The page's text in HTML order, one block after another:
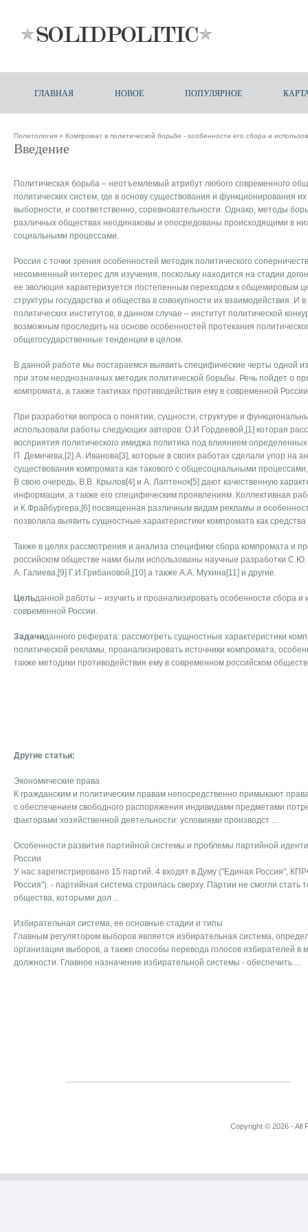
ГЛАВНАЯ НОВОЕ ПОПУЛЯРНОЕ
Политология » Компромат в политической борьбе - особенности его сбора и
Введение
Политическая борьба – неотъемлемый атрибут любого современного
политических систем, где в основу существования и функционирования
выборности, и соответственно, соревновательности. Однако, методы
различных обществах неодинаковы и опосредованы происходящими в
социальными процессами.
Россия с точки зрения особенностей методик политического
несомненный интерес для изучения, поскольку находится на стадии
ее эволюция характеризуется постепенным переходом к общемировым
структуры государства и общества в совокупности их взаимодействия. И
политических институтов, в данном случае – институт политической
возможным проследить на основе особенностей протекания
общегосударственные тенденции в целом.
В данной работе мы постараемся выявить специфические черты одной
при этом неоднозначных методик политической борьбы. Речь пойдет о
компромата, а также тактиках противодействия ему в современной
При разработки вопроса о понятии, сущности, структуре и
использовали работы следующих авторов: О.И Гордеевой,[1] которая
восприятия политического имиджа политика под влиянием
П. Демичева,[2] А. Иванова[3], которые в своих работах сделали упор на
существования компромата как такового с общесоциальными
В свою очередь, В.В. Крылов[4] и А. Лаптенок[5] дают качественную
информации, а также его специфическим проявлениям. Коллективная
и К.Фрайбургера,[6] посвященная различным видам рекламы и
позволила выявить сущностные характеристики компромата как
Также в целях рассмотрения и анализа специфики сбора компромата и
российском обществе нами были использованы научные разработки С.Ю.
А. Галиева,[9] Г.И.Грибановой,[10] а также А.А. Мухина[11] и другие.
Цельданной работы – изучить и проанализировать особенности сбора и
современной России.
Задачиданного реферата: рассмотреть сущностные характеристики
политической рекламы, проанализировать источники компромата,
также методики противодействия ему в современном российском
Другие статьи:
Экономические права
К гражданским и политическим правам непосредственно примыкают
с обеспечением свободного распоряжения индивидами предметами
факторами хозяйственной деятельности: условиями производст ...
Особенности развития партийной системы и проблемы партийной
России
У нас зарегистрировано 15 партий. 4 входят в Думу ("Единая Россия",
Россия"). - партийная система строилась сверху. Партии не смогли стать
общества, которыми дол ...
Избирательная система, ее основные стадии и типы
Главным регулятором выборов является избирательная система,
организации выборов, а также способы перевода голосов избирателей в
должности. Главное назначение избирательной системы - обеспечить ...
Copyright © 2026 - All